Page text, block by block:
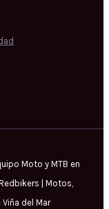
Moto y MTB en
| Motos,
del Mar